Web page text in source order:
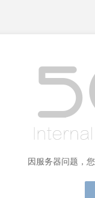
因服务器问题，